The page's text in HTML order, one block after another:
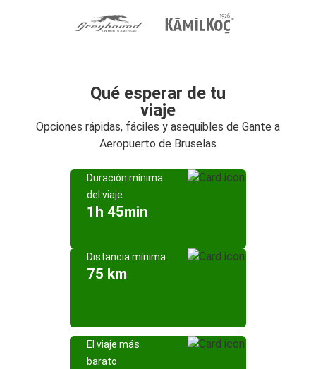
Qué esperar de tu
viaje
Opciones rápidas, fáciles y asequibles de Gante a
Aeropuerto de Bruselas
Duración mínima
del viaje
1h 45min
Distancia mínima
75 km
El viaje más
barato